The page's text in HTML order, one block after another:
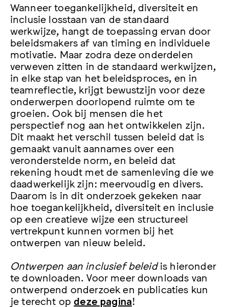
Wanneer toegankelijkheid, diversiteit en
inclusie losstaan van de standaard
werkwijze, hangt de toepassing ervan door
beleidsmakers af van timing en individuele
motivatie. Maar zodra deze onderdelen
verweven zitten in de standaard werkwijzen,
in elke stap van het beleidsproces, en in
teamreflectie, krijgt bewustzijn voor deze
onderwerpen doorlopend ruimte om te
groeien. Ook bij mensen die het
perspectief nog aan het ontwikkelen zijn.
Dit maakt het verschil tussen beleid dat is
gemaakt vanuit aannames over een
veronderstelde norm, en beleid dat
rekening houdt met de samenleving die we
daadwerkelijk zijn: meervoudig en divers.
Daarom is in dit onderzoek gekeken naar
hoe toegankelijkheid, diversiteit en inclusie
op een creatieve wijze een structureel
vertrekpunt kunnen vormen bij het
ontwerpen van nieuw beleid.
Ontwerpen aan inclusief beleidis hieronder
te downloaden. Voor meer downloads van
ontwerpend onderzoek en publicaties kun
je terecht op deze pagina!